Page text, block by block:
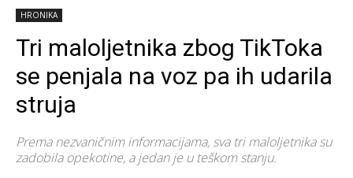
HRONIKA
Tri maloljetnika zbog TikToka
se penjala na voz pa ih udarila
struja
Prema nezvaničnim informacijama, sva tri maloljetnika su
zadobila opekotine, a jedan je u teškom stanju.